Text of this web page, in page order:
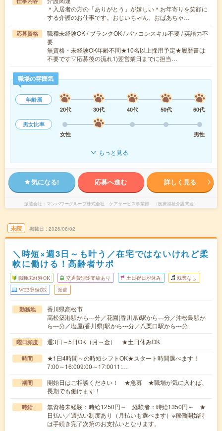
＊入居者の方の「ありがとう」が嬉しい＊お年寄りを笑顔に
する介護のお仕事です。おじいちゃん、おばあちゃ…
応募資格
職種未経験OK / ブランクOK / パソコンスキル不要 / 英語力不
要
無資格・未経験OK年齢不問★10名以上採用予定★履歴書は
不要です▽応募後の流れ1)翌営業日までに担当…
職場の雰囲気
年齢層
20代
30代 40代 50代
60代
男女比率
女性
男性
もっと見る
気になる! 応募へ進む 詳しく見る
派遣会社 マンパワーグループ株式会社 ケアサービス事業部 （医療福祉介護関連）
未読 掲載日 2026/08/02
＼時短×週3日～も叶う／在宅ではないけれど柔
軟に働ける！高齢者サポ
職種未経験OK 交通費別途支給あり 土日祝日が休み 残業なし
WEB登録OK 派遣
勤務地
香川県高松市
高松築港駅から---分／花園(香川県)駅から---分／沖松島駅か
ら---分／塩屋(香川県)駅から---分／八栗口駅から---分
曜日頻度 週3日～5日OK（月～金） ★土日休みOK
時間
★1日4時間～の時短シフトOK★スタート時間選べます！
7:00～16:009:00～17:0011:…
期間
開始日はご相談ください！ ★急募 ★職場が気に入れば、
長期でも働けます！
時給
無資格未経験：時給1250円～ 経験者：時給1350円～ ★
日払い／週払い制度あり（月払いも選べます）※稼働開始時
は手続き完了次第のお支払いとなります。